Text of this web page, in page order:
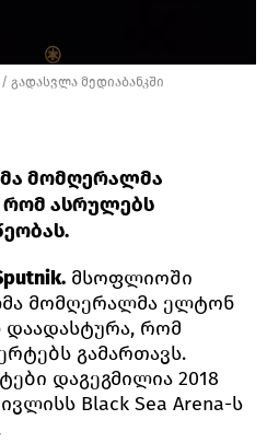
/ გადასვლა მედიაბანკში
მომღერალმა
რომ ასრულებს
მსოფლიოში
მომღერალმა ელტონ
რომ
გამართავს.
დაგეგმილია 2018
Black Sea Arena-ს